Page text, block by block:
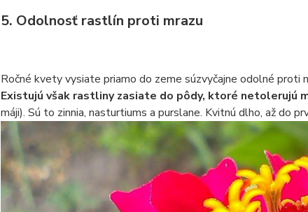
5. Odolnosť rastlín proti mrazu
Ročné kvety vysiate priamo do zeme súzvyčajne odolné proti
Existujú však rastliny zasiate do pôdy, ktoré netolerujú
máji). Sú to zinnia, nasturtiums a purslane. Kvitnú dlho, až do